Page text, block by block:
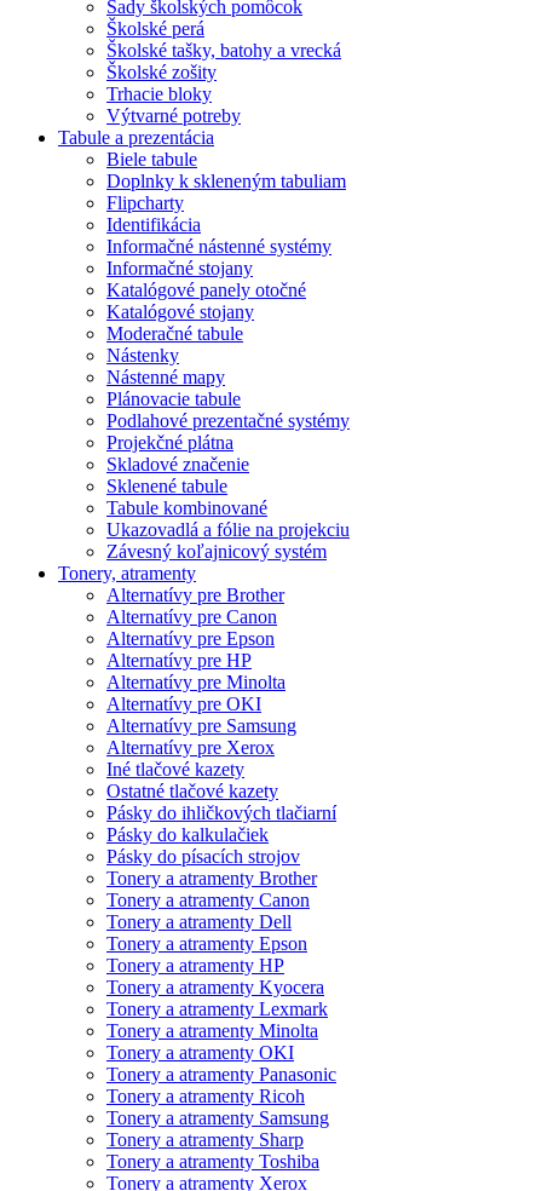
Sady školských pomôcok
Školské perá
Školské tašky, batohy a vrecká
Školské zošity
Trhacie bloky
Výtvarné potreby
Tabule a prezentácia
Biele tabule
Doplnky k skleneným tabuliam
Flipcharty
Identifikácia
Informačné nástenné systémy
Informačné stojany
Katalógové panely otočné
Katalógové stojany
Moderačné tabule
Nástenky
Nástenné mapy
Plánovacie tabule
Podlahové prezentačné systémy
Projekčné plátna
Skladové značenie
Sklenené tabule
Tabule kombinované
Ukazovadlá a fólie na projekciu
Závesný koľajnicový systém
Tonery, atramenty
Alternatívy pre Brother
Alternatívy pre Canon
Alternatívy pre Epson
Alternatívy pre HP
Alternatívy pre Minolta
Alternatívy pre OKI
Alternatívy pre Samsung
Alternatívy pre Xerox
Iné tlačové kazety
Ostatné tlačové kazety
Pásky do ihličkových tlačiarní
Pásky do kalkulačiek
Pásky do písacích strojov
Tonery a atramenty Brother
Tonery a atramenty Canon
Tonery a atramenty Dell
Tonery a atramenty Epson
Tonery a atramenty HP
Tonery a atramenty Kyocera
Tonery a atramenty Lexmark
Tonery a atramenty Minolta
Tonery a atramenty OKI
Tonery a atramenty Panasonic
Tonery a atramenty Ricoh
Tonery a atramenty Samsung
Tonery a atramenty Sharp
Tonery a atramenty Toshiba
Tonery a atramenty Xerox